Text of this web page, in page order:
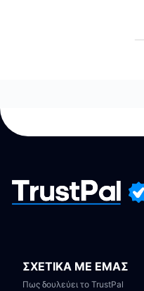
ΣΧΕΤΙΚΑ ΜΕ ΕΜΑΣ
Πως δουλεύει το TrustPal